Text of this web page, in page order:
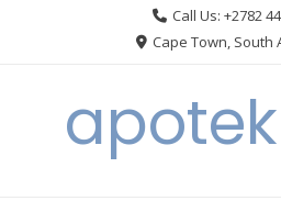
Call Us: +2782
Cape Town, South